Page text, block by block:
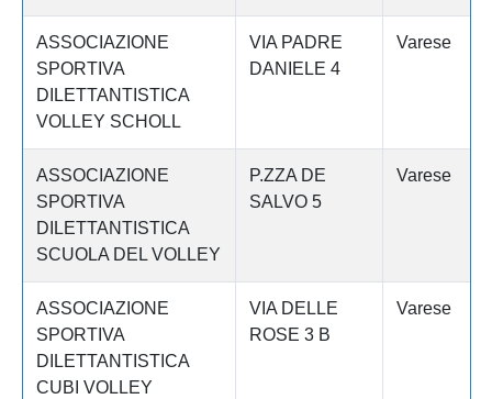
ASSOCIAZIONE
SPORTIVA
DILETTANTISTICA
VOLLEY SCHOLL
VIA PADRE
DANIELE 4
Varese
ASSOCIAZIONE
SPORTIVA
DILETTANTISTICA
SCUOLA DEL VOLLEY
P.ZZA DE
SALVO 5
Varese
ASSOCIAZIONE
SPORTIVA
DILETTANTISTICA
CUBI VOLLEY
VIA DELLE
ROSE 3 B
Varese